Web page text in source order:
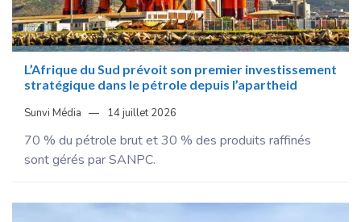
L’Afrique du Sud prévoit son premier investissement
stratégique dans le pétrole depuis l’apartheid
Sunvi Média 14 juillet 2026
70 % du pétrole brut et 30 % des produits raffinés
sont gérés par SANPC.